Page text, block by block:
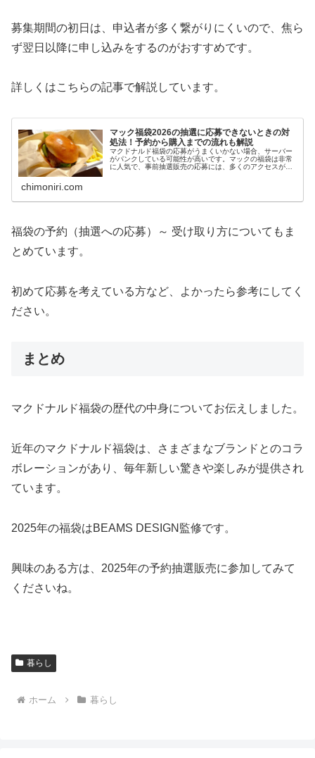
募集期間の初日は、申込者が多く繋がりにくいので、焦ら
ず翌日以降に申し込みをするのがおすすめです。
詳しくはこちらの記事で解説しています。
マック福袋2026の抽選に応募できないときの対
処法！予約から購入までの流れも解説
マクドナルド福袋の応募がうまくいかない場合、サーバー
がパンクしている可能性が高いです。マックの福袋は非常
に人気で、事前抽選販売の応募には、多くのアクセスが集
chimoniri.com
福袋の予約（抽選への応募）～ 受け取り方についてもま
とめています。
初めて応募を考えている方など、よかったら参考にしてく
ださい。
まとめ
マクドナルド福袋の歴代の中身についてお伝えしました。
近年のマクドナルド福袋は、さまざまなブランドとのコラ
ボレーションがあり、毎年新しい驚きや楽しみが提供され
ています。
2025年の福袋はBEAMS DESIGN監修です。
興味のある方は、2025年の予約抽選販売に参加してみて
くださいね。
暮らし
ホーム 暮らし